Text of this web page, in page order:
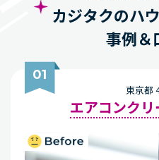
親戚や友人が泊ま
浴室クリーニングを業者に依頼し
お風呂掃除の頻度はどれくらいが
洗濯機クリーニ
頼んだきっかけラン
カジタクのハ
事例＆
01
東京都
エアコンク